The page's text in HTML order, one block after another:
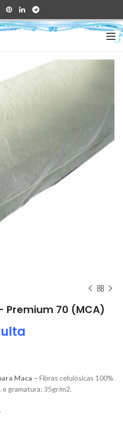
Premium 70 (MCA)
Maca – Fibras celulósicas 100%
e gramatura: 35gr/m2.